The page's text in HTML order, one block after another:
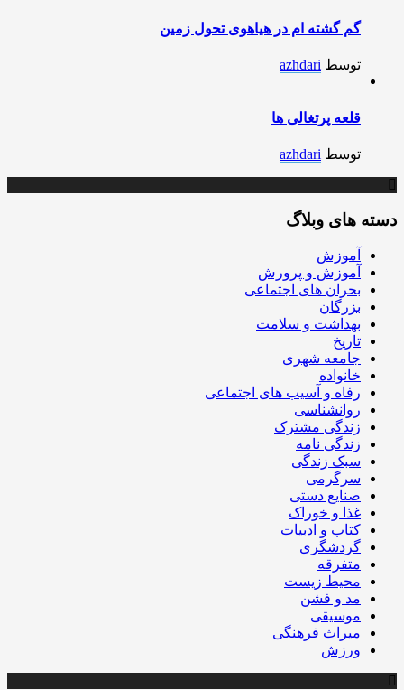
گم گشته ام در هیاهوی تحول زمین
توسط azhdari
قلعه پرتغالی ها
توسط azhdari
دسته های وبلاگ
آموزش
آموزش و پرورش
بحران های اجتماعی
بزرگان
بهداشت و سلامت
تاریخ
جامعه شهری
خانواده
رفاه و آسیب های اجتماعی
روانشناسی
زندگی مشترک
زندگی نامه
سبک زندگی
سرگرمی
صنایع دستی
غذا و خوراک
کتاب و ادبیات
گردشگری
متفرقه
محیط زیست
مد و فشن
موسیقی
میراث فرهنگی
ورزش